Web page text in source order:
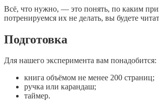
Всё, что нужно, — это понять, по каким
потренируемся их не делать, вы будете
Подготовка
Для нашего эксперимента вам понадобится:
книга объёмом не менее 200 страниц;
ручка или карандаш;
таймер.